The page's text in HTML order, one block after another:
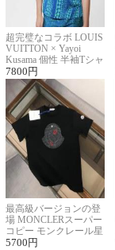
超完璧なコラボ LOUIS
VUITTON × Yayoi
Kusama 個性 半袖Tシャ
ツコピー男女兼用
7800 円
最高級バージョンの登
場 MONCLERスーパー
コピー モンクレール星
座半袖Tシャツ
5700 円